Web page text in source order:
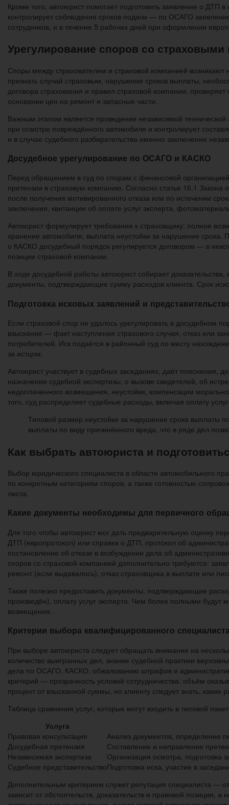
Кроме того, автоюрист помогает подготовить заявление о
контролирует соблюдение сроков подачи — по ОСАГО
сотрудников, и в течение 5 рабочих дней при оформлении
Урегулирование споров со
Споры между страхователем и страховой компанией
признать случай страховым, нарушение сроков выплаты,
договора страхования и правил страховой компании,
основании цен на ремонт и запасные части.
Важным этапом является проведение независимой
при осмотре повреждённого автомобиля и контролирует
и в случае судебного разбирательства именно заключение
Досудебное урегулирование по ОСАГО и КАСКО
Перед обращением в суд по спорам с финансовой
претензии в страховую компанию. Согласно статье 16.1
после получения мотивированного отказа или по истечении
заключения, квитанции об оплате услуг эксперта,
Автоюрист формулирует требования к страховщику: полное
хранение автомобиля, выплата неустойки за нарушение срока.
о КАСКО досудебный порядок регулируется договором — в
позиции страховой компании.
В ходе досудебной работы автоюрист собирает
документы, подтверждающие сумму расходов клиента. Срок
Подготовка исковых заявлений и
Если страховой спор не удалось урегулировать в досудебном
взыскания — факт наступления страхового случая, отказ или
потребителей. Иск подаётся в районный суд по месту
за истцом.
Автоюрист участвует в судебных заседаниях, даёт пояснения,
назначении судебной экспертизы, о вызове свидетелей, об
недоплаченного возмещения, неустойки, компенсации
того, суд распределяет судебные расходы, включая оплату
Типовой размер неустойки за нарушение срока выплаты
выплаты по виду причинённого вреда, что в ряде дел
Как выбрать автоюриста и
Выбор юридического специалиста в области автомобильного
по конкретным категориям споров, а также готовностью
листа.
Какие документы необходимы для первичного
Для того чтобы автоюрист мог дать предварительную оценку
ДТП (европротокол) или справка о ДТП, протокол об
постановление об отказе в возбуждении дела об
споров со страховой компанией дополнительно требуются:
ремонт (если выдавалось), отказ страховщика в выплате или
Также полезно предоставить документы, подтверждающие
произведён), оплату услуг эксперта. Чем более полными
возмещения.
Критерии выбора квалифицированного
При выборе автоюриста следует обращать внимание на
количество выигранных дел, знание судебной практики
дела по ОСАГО, КАСКО, обжалованию штрафов и
критерий — прозрачность условий сотрудничества: объём
процент от взысканной суммы, но клиенту следует знать,
Таблица сравнения услуг, которые могут входить в типовой
Услуга
Правовая консультация
Анализ документов, определение
Досудебная претензия
Составление и направление
Независимая экспертиза
Организация осмотра, подготовка
Судебное представительствоПодготовка иска, участие в
Дополнительным критерием служит репутация специалиста —
зависит от обстоятельств, доказательств и правовой